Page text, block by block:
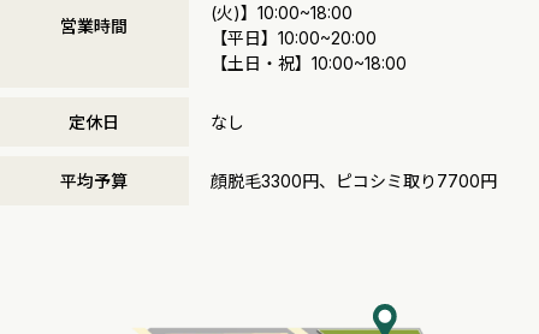
営業時間
(火)】10:00~18:00
【平日】10:00~20:00
【土日・祝】10:00~18:00
定休日 なし
平均予算 顔脱毛3300円、ピコシミ取り7700円